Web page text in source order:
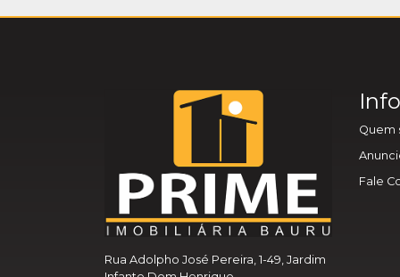
Rua Adolpho José Pereira, 1-49, Jardim
Quem
Fale